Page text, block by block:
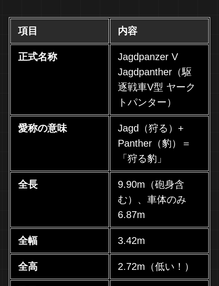
項目 内容
正式名称
Jagdpanzer V
Jagdpanther（駆
逐戦車V型 ヤーク
トパンター）
愛称の意味
Jagd（狩る）+
Panther（豹）＝
「狩る豹」
全長
9.90m（砲身含
む）、車体のみ
6.87m
全幅 3.42m
全高 2.72m（低い！）